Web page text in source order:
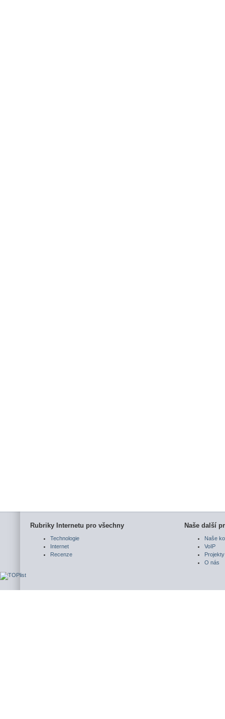
Rubriky Internetu pro všechny
Technologie
Internet
Recenze
Naše další
Naše
VoIP
Projekty
O nás